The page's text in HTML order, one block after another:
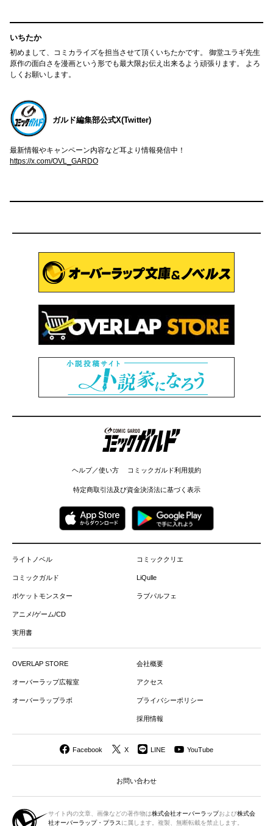
いちたか
初めまして、コミカライズを担当させて頂くいちたかです。 御堂ユラギ先生
原作の面白さを漫画という形でも最大限お伝え出来るよう頑張ります。 よろ
しくお願いします。
ガルド編集部公式X(Twitter)
最新情報やキャンペーン内容など耳より情報発信中！
https://x.com/OVL_GARDO
コミックガルド
ヘルプ／使い方 コミックガルド利用規約
特定商取引法及び資金決済法に基づく表示
ライトノベル
コミックガルド
ポケットモンスター
アニメ/ゲーム/CD
実用書
コミッククリエ
LiQulle
ラブパルフェ
OVERLAP STORE
オーバーラップ広報室
オーバーラップラボ
会社概要
アクセス
プライバシーポリシー
採用情報
Facebook X LINE YouTube
お問い合わせ
サイト内の文章、画像などの著作物は株式会社オーバーラップおよび株式会
社オーバーラップ・プラス に属します。複製、無断転載を禁止します。